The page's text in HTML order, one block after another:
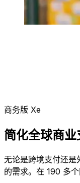
商务版 Xe
简化全球商业
无论是跨境支付还是
的需求。在 190 多